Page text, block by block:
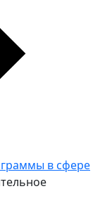
в сфере